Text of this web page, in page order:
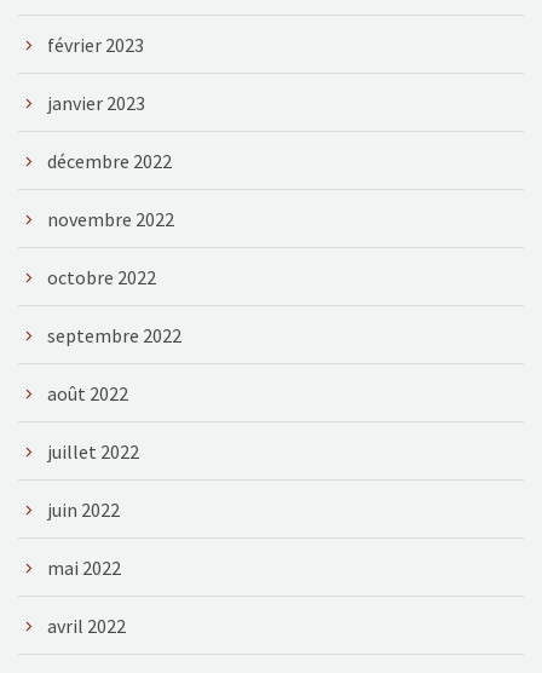
février 2023
janvier 2023
décembre 2022
novembre 2022
octobre 2022
septembre 2022
août 2022
juillet 2022
juin 2022
mai 2022
avril 2022